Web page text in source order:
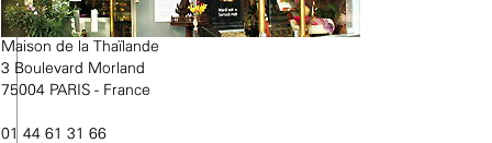
Maison de la Thaïlande
3 Boulevard Morland
75004 PARIS - France
01 44 61 31 66